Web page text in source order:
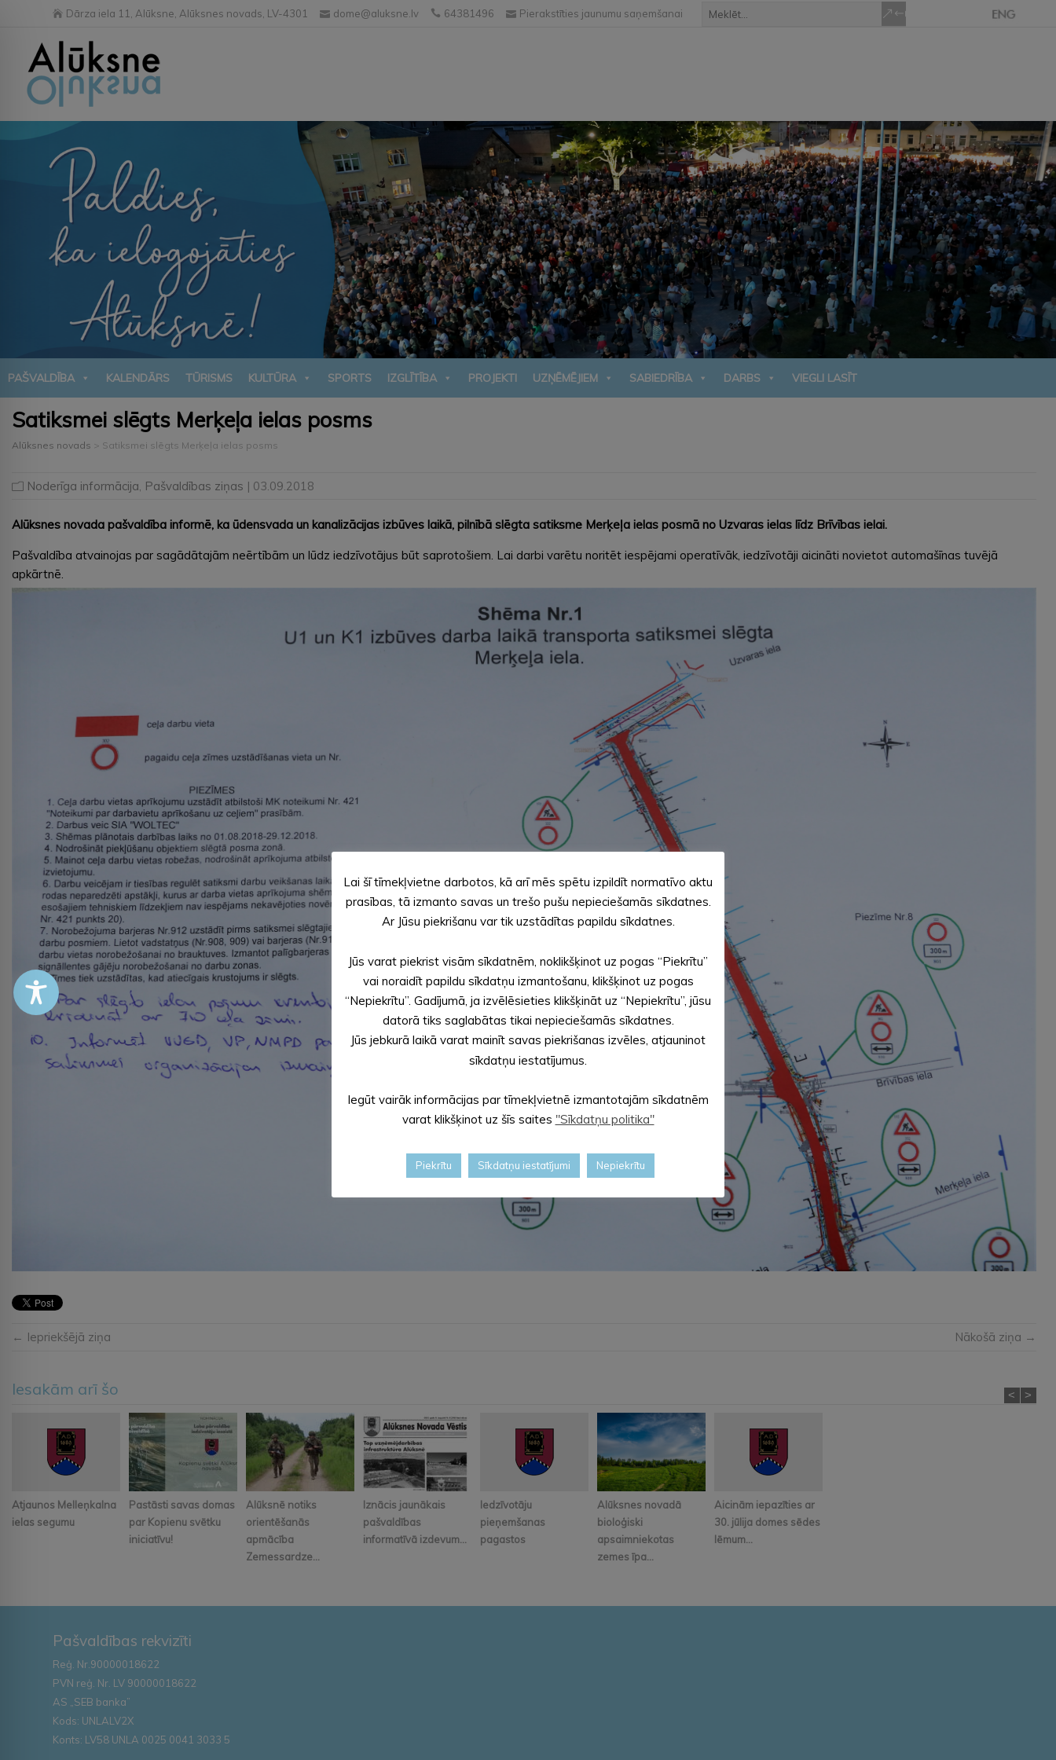
Dārza iela 11, Alūksne, Alūksnes novads, LV-4301 dome@aluksne.lv 64381496 Pierakstīties jaunumu saņemšanai
PAŠVALDĪBA KALENDĀRS TŪRISMS KULTŪRA SPORTS IZGLĪTĪBA PROJEKTI UZŅĒMĒJIEM SABIEDRĪBA DARBS VIEGLI LASĪT
Satiksmei slēgts Merķeļa ielas posms
Alūksnes novads > Satiksmei slēgts Merķeļa ielas posms
Noderīga informācija, Pašvaldības ziņas | 03.09.2018
Alūksnes novada pašvaldība informē, ka ūdensvada un kanalizācijas izbūves laikā, pilnībā slēgta satiksme Merķeļa ielas posmā no Uzvaras ielas līdz Brīvības ielai.
Pašvaldība atvainojas par sagādātajām neērtībām un lūdz iedzīvotājus būt saprotošiem. Lai darbi varētu noritēt iespējami operatīvāk, iedzīvotāji aicināti novietot automašīnas tuvējā
apkārtnē.
← Iepriekšējā ziņa Nākošā ziņa →
Iesakām arī šo
Atjaunos Melleņkalna
ielas segumu
Pastāsti savas domas
par Kopienu svētku
iniciatīvu!
Alūksnē notiks
orientēšanās
apmācība
Zemessardze...
Iznācis jaunākais
pašvaldības
informatīvā izdevum...
Iedzīvotāju
pieņemšanas
pagastos
Alūksnes novadā
bioloģiski
apsaimniekotas
zemes īpa...
Aicinām iepazīties ar
30. jūlija domes sēdes
lēmum...
< >
Pašvaldības rekvizīti
Reģ. Nr.90000018622
PVN reģ. Nr. LV 90000018622
AS „SEB banka”
Kods: UNLALV2X
Konts: LV58 UNLA 0025 0041 3033 5
Lai šī tīmekļvietne darbotos, kā arī mēs spētu izpildīt normatīvo aktu
prasības, tā izmanto savas un trešo pušu nepieciešamās sīkdatnes.
Ar Jūsu piekrišanu var tik uzstādītas papildu sīkdatnes.
Jūs varat piekrist visām sīkdatnēm, noklikšķinot uz pogas “Piekrītu”
vai noraidīt papildu sīkdatņu izmantošanu, klikšķinot uz pogas
“Nepiekrītu”. Gadījumā, ja izvēlēsieties klikšķināt uz “Nepiekrītu”, jūsu
datorā tiks saglabātas tikai nepieciešamās sīkdatnes.
Jūs jebkurā laikā varat mainīt savas piekrišanas izvēles, atjauninot
sīkdatņu iestatījumus.
Iegūt vairāk informācijas par tīmekļvietnē izmantotajām sīkdatnēm
varat klikšķinot uz šīs saites "Sīkdatņu politika"
Piekrītu Sīkdatņu iestatījumi Nepiekrītu